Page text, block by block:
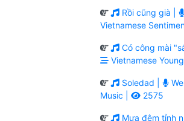
Rồi cũng già |
Vietnamese
Có công mài
Vietnamese
Soledad |
Music |
2575
Mưa đêm tỉnh